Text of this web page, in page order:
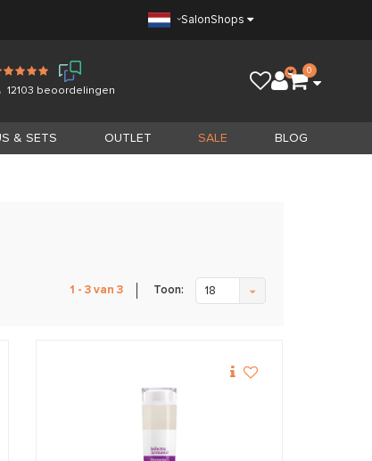
SalonShops
12103 beoordelingen
0
& SETS OUTLET SALE BLOG
1 - 3 van 3 Toon: 18